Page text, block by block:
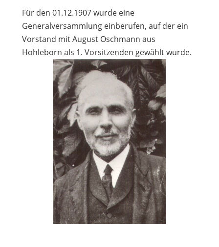
Für den 01.12.1907 wurde eine
Generalversammlung einberufen, auf der ein
Vorstand mit August Oschmann aus
Hohleborn als 1. Vorsitzenden gewählt wurde.